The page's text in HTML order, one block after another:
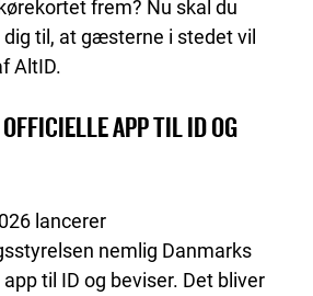
frem? Nu skal du
til, at gæsterne i stedet vil
AltID.
APP TIL ID OG
lancerer
nemlig Danmarks
til ID og beviser. Det bliver